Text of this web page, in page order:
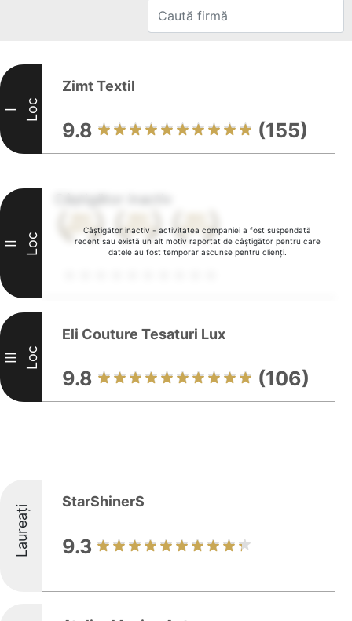
I Loc
Zimt Textil
9.8 (155)
Câștigător inactiv - activitatea companiei a fost suspendată
recent sau există un alt motiv raportat de câștigător pentru care
datele au fost temporar ascunse pentru clienți.
II Loc
III Loc
Eli Couture Tesaturi Lux
9.8 (106)
Laureați
StarShinerS
9.3